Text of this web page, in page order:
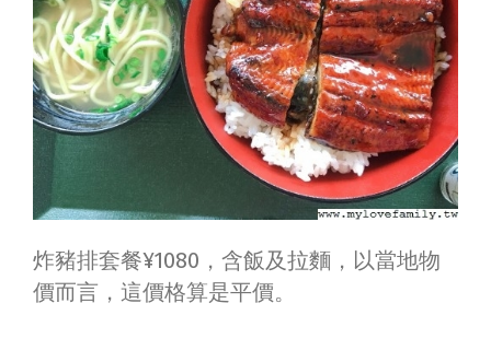
炸豬排套餐¥1080，含飯及拉麵，以當地物
價而言，這價格算是平價。